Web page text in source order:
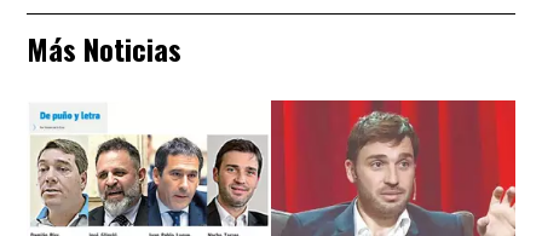
Más Noticias